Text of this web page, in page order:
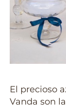
El precioso
Vanda son